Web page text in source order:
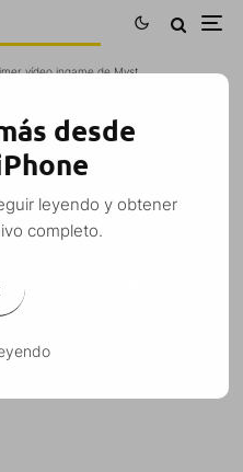
vídeo ingame de Myst
DE MYST
App Store
de lectura
desde
leyendo y obtener
completo.